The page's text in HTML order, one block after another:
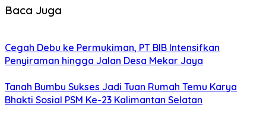
Baca Juga
Cegah Debu ke Permukiman, PT BIB Intensifkan
Penyiraman hingga Jalan Desa Mekar Jaya
Tanah Bumbu Sukses Jadi Tuan Rumah Temu Karya
Bhakti Sosial PSM Ke-23 Kalimantan Selatan